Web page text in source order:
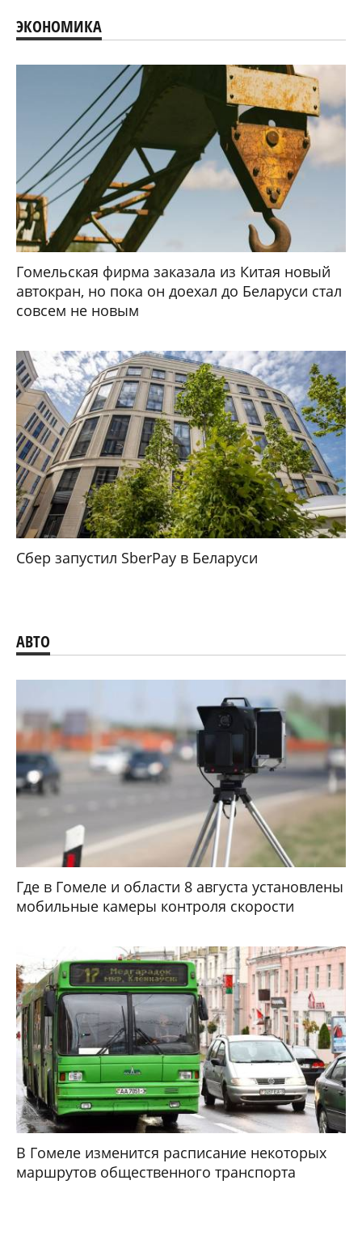
ЭКОНОМИКА
Гомельская фирма заказала из Китая новый
автокран, но пока он доехал до Беларуси стал
совсем не новым
Сбер запустил SberPay в Беларуси
АВТО
Где в Гомеле и области 8 августа установлены
мобильные камеры контроля скорости
В Гомеле изменится расписание некоторых
маршрутов общественного транспорта